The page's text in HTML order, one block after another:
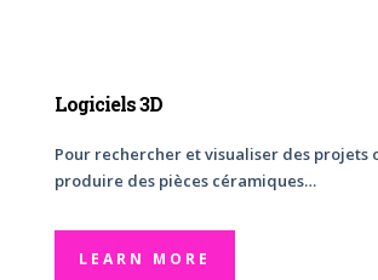
Logiciels 3D
Pour rechercher et visualiser des projets
produire des pièces céramiques…
LEARN MORE